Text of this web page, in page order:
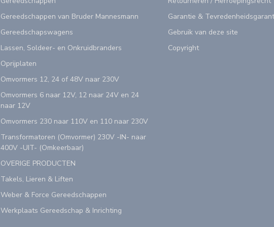
Gereedschappen van Bruder Mannesmann
Gereedschapswagens
Lassen, Soldeer- en Onkruidbranders
Oprijplaten
Omvormers 12, 24 of 48V naar 230V
Omvormers 6 naar 12V, 12 naar 24V en 24
naar 12V
Omvormers 230 naar 110V en 110 naar 230V
Transformatoren (Omvormer) 230V -IN- naar
400V -UIT- (Omkeerbaar)
OVERIGE PRODUCTEN
Takels, Lieren & Liften
Weber & Force Gereedschappen
Werkplaats Gereedschap & Inrichting
Garantie &
Gebruik van deze site
Copyright